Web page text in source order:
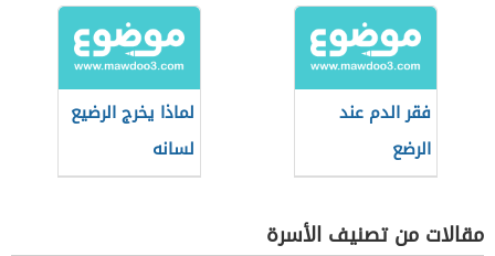
فقر الدم عند
الرضع
لماذا يخرج الرضيع
لسانه
مقالات من تصنيف الأسرة